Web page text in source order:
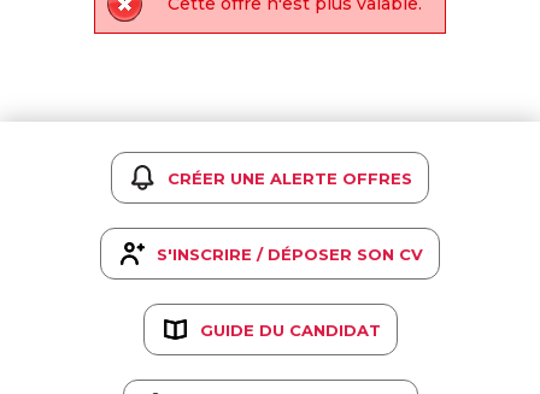
CRÉER UNE ALERTE OFFRES
S'INSCRIRE / DÉPOSER SON CV
GUIDE DU CANDIDAT